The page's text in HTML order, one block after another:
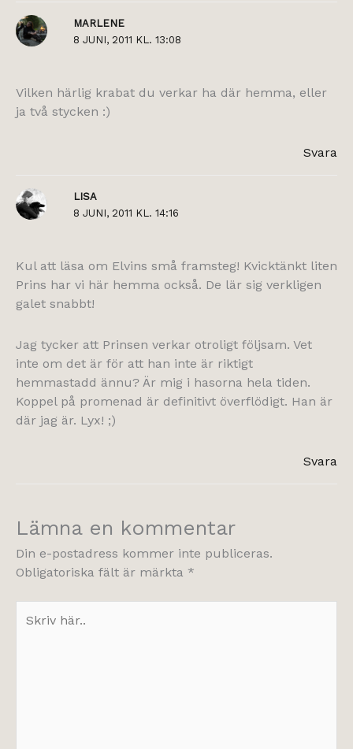
MARLENE
8 JUNI, 2011 KL. 13:08
Vilken härlig krabat du verkar ha där hemma, eller
ja två stycken :)
Svara
LISA
8 JUNI, 2011 KL. 14:16
Kul att läsa om Elvins små framsteg! Kvicktänkt liten
Prins har vi här hemma också. De lär sig verkligen
galet snabbt!
Jag tycker att Prinsen verkar otroligt följsam. Vet
inte om det är för att han inte är riktigt
hemmastadd ännu? Är mig i hasorna hela tiden.
Koppel på promenad är definitivt överflödigt. Han är
där jag är. Lyx! ;)
Svara
Lämna en kommentar
Din e-postadress kommer inte publiceras.
Obligatoriska fält är märkta *
här..